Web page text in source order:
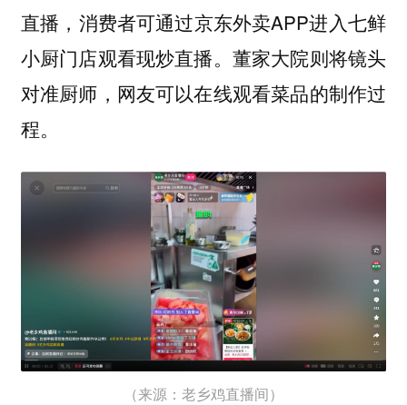
直播，消费者可通过京东外卖APP进入七鲜
小厨门店观看现炒直播。董家大院则将镜头
对准厨师，网友可以在线观看菜品的制作过
程。
（来源：老乡鸡直播间）